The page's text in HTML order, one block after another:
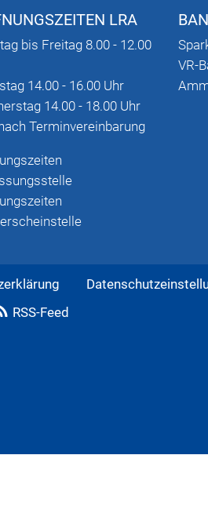
LRA
bis Freitag 8.00 - 12.00
14.00 - 16.00 Uhr
14.00 - 18.00 Uhr
Terminvereinbarung
VR-
RSS-Feed